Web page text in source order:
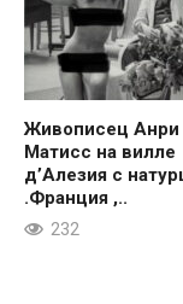
Живописец Анри
Матисс на вилле
д’Алезия с
.Франция ,..
232